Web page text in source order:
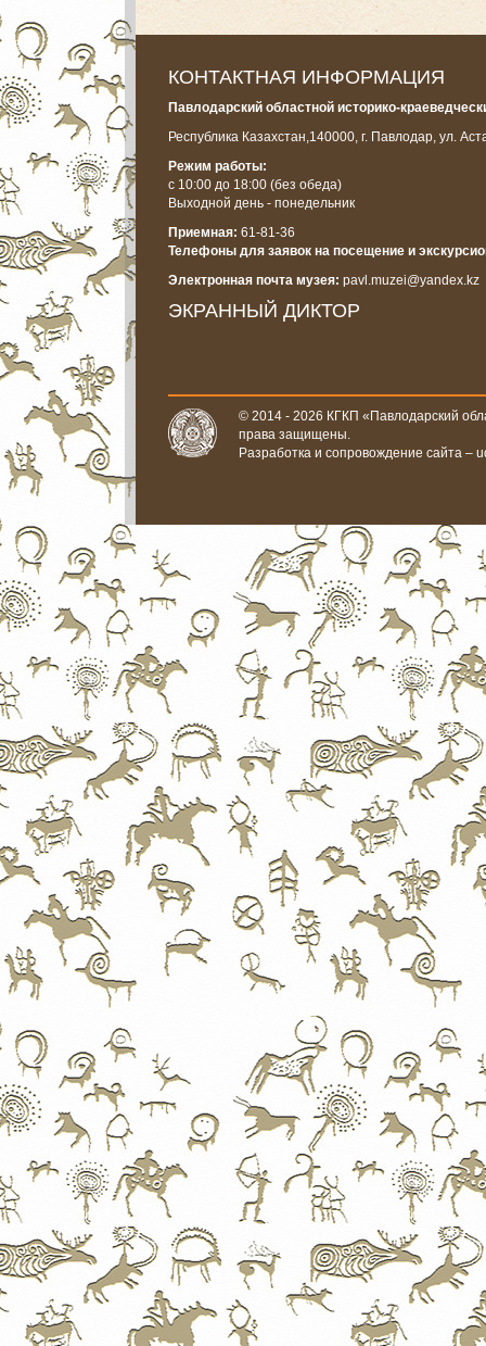
КОНТАКТНАЯ ИНФОРМАЦИЯ
Павлодарский областной историко-
Республика Казахстан,140000, г. Павлодар, ул.
Режим работы:
с 10:00 до 18:00 (без обеда)
Выходной день - понедельник
Приемная: 61-81-36
Телефоны для заявок на посещение и
Электронная почта музея: pavl.muzei@yandex.kz
ЭКРАННЫЙ ДИКТОР
© 2014 - 2026 КГКП «Павлодарский
права защищены.
Разработка и сопровождение сайта –